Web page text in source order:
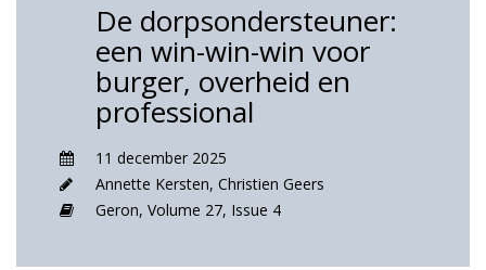
De dorpsondersteuner:
een win-win-win voor
burger, overheid en
professional
11 december 2025
Annette Kersten, Christien Geers
Geron, Volume 27, Issue 4